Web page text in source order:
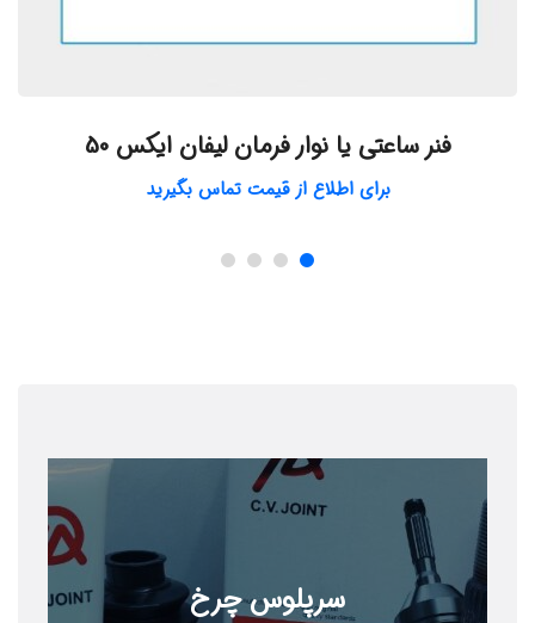
فنر ساعتی یا نوار فرمان لیفان ایکس 50
برای اطلاع از قیمت تماس بگیرید
سرپلوس چرخ